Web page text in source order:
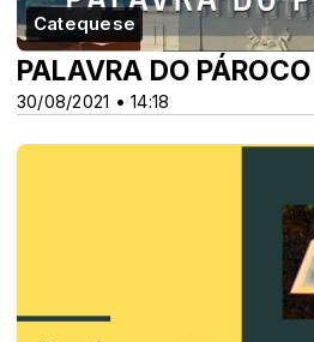
Catequese
30/08/2021 • 14:18
PALAVRA DO PÁROCO